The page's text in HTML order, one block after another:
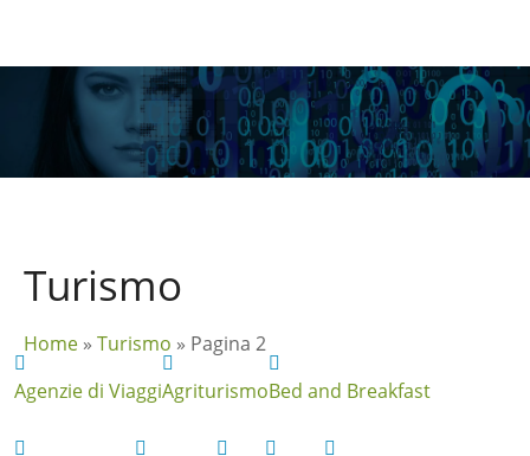
Turismo
Home » Turismo » Pagina 2
Agenzie di ViaggiAgriturismoBed and Breakfast